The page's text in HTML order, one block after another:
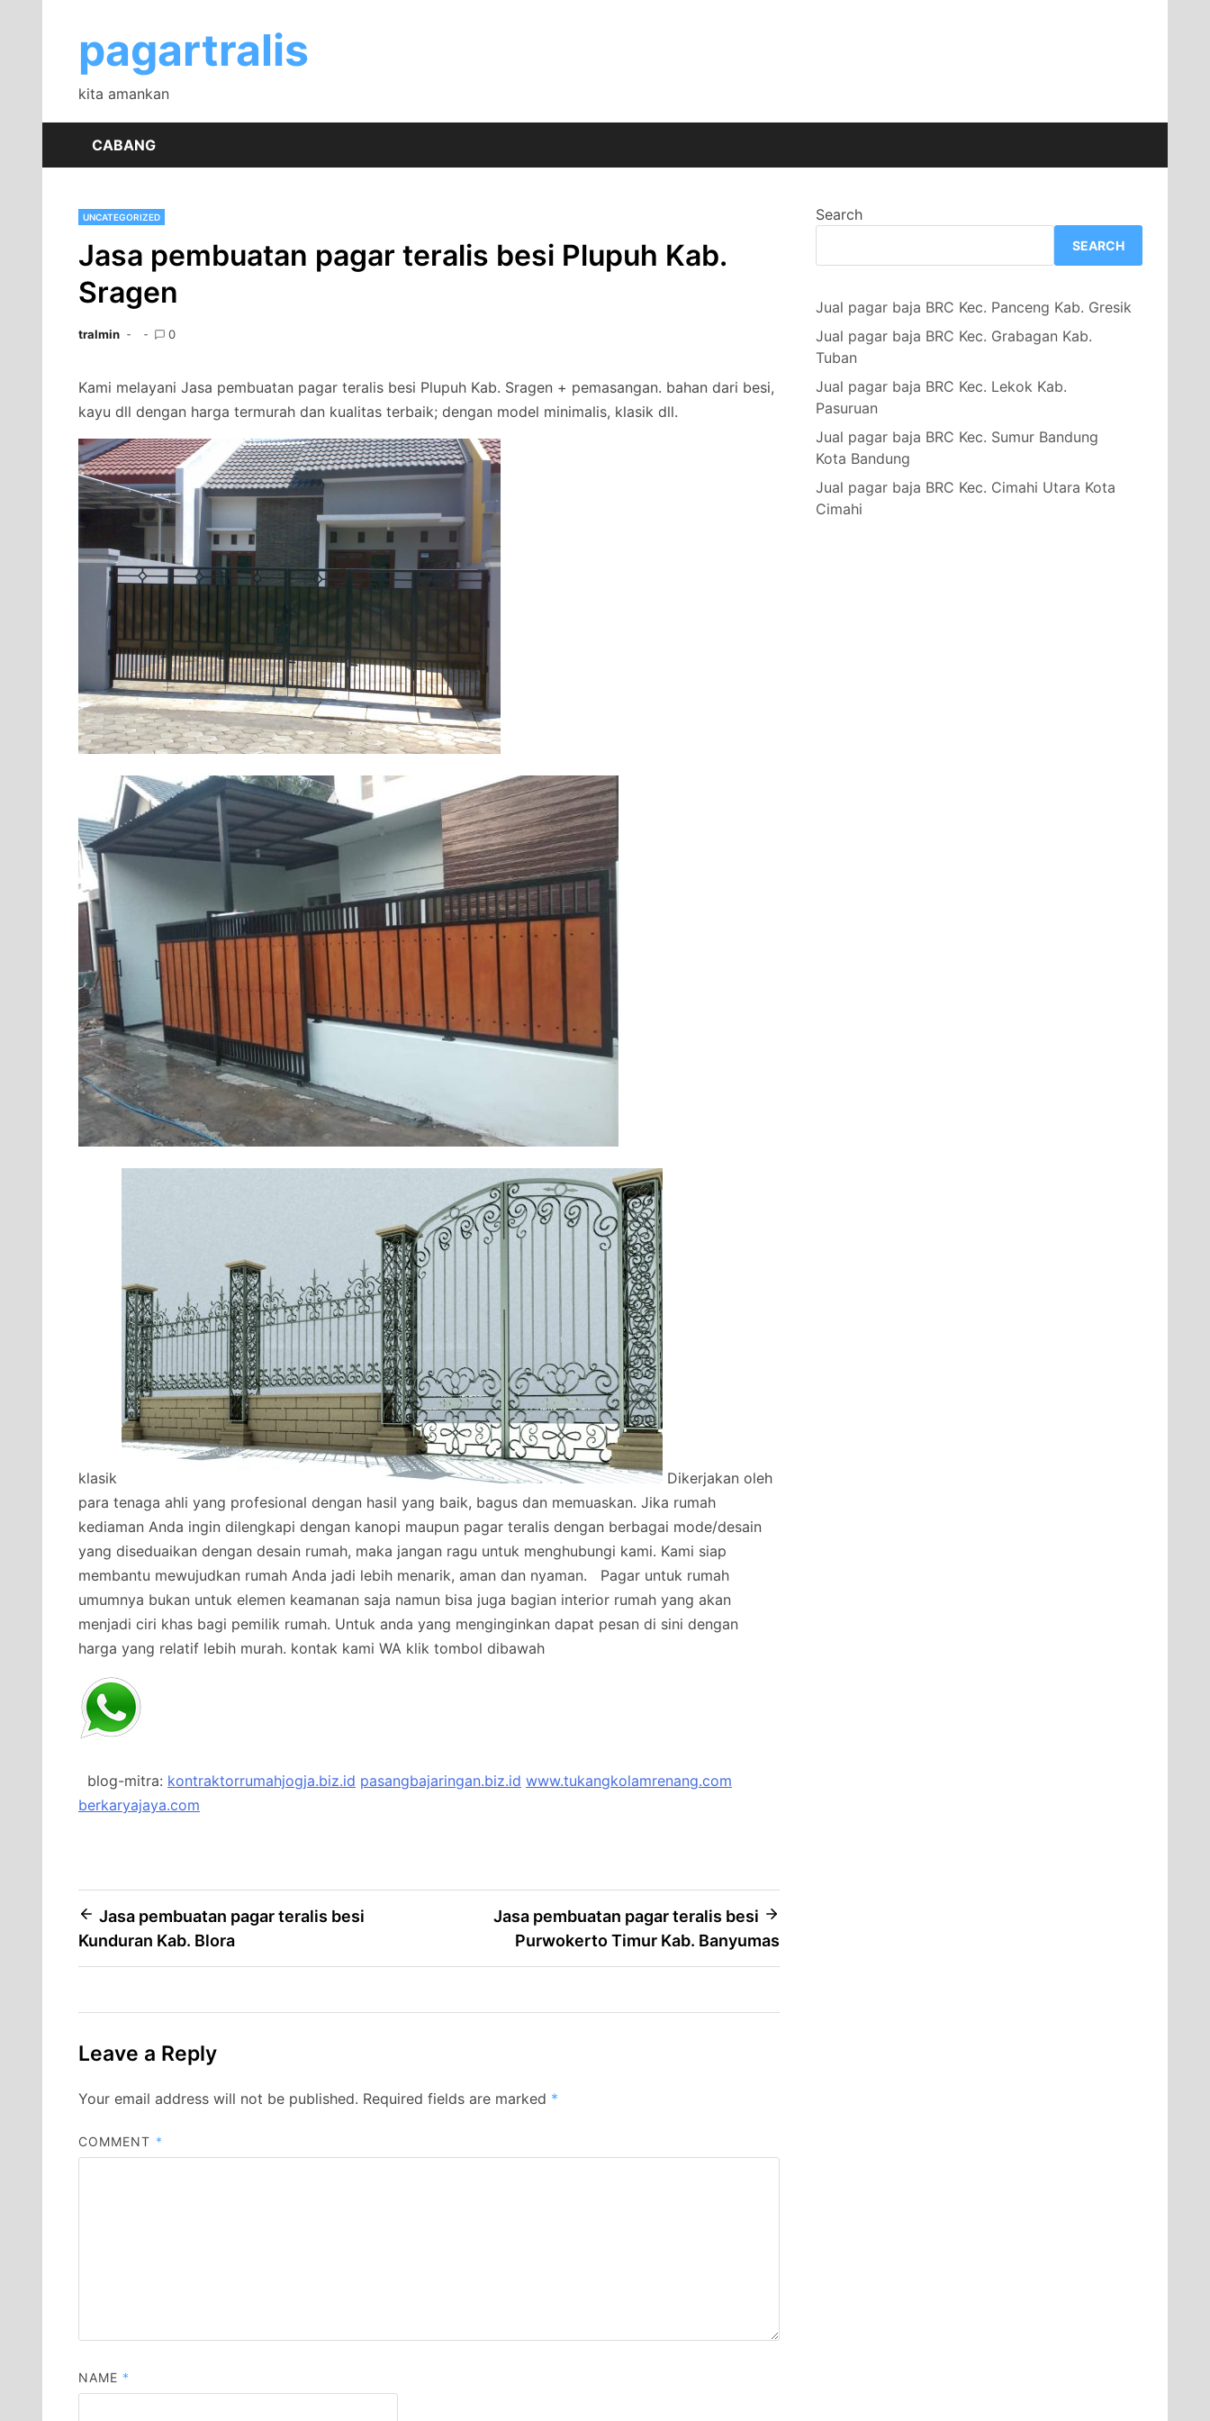
contentpagartralis
kita amankan
CABANG
UNCATEGORIZED
Jasa pembuatan pagar teralis besi Plupuh Kab.
Sragen
tralmin 0
Kami melayani Jasa pembuatan pagar teralis besi Plupuh Kab. Sragen + pemasangan. bahan dari besi,
kayu dll dengan harga termurah dan kualitas terbaik; dengan model minimalis, klasik dll.
klasik
Dikerjakan oleh
para tenaga ahli yang profesional dengan hasil yang baik, bagus dan memuaskan. Jika rumah
kediaman Anda ingin dilengkapi dengan kanopi maupun pagar teralis dengan berbagai mode/desain
yang diseduaikan dengan desain rumah, maka jangan ragu untuk menghubungi kami. Kami siap
membantu mewujudkan rumah Anda jadi lebih menarik, aman dan nyaman.
Pagar untuk rumah
umumnya bukan untuk elemen keamanan saja namun bisa juga bagian interior rumah yang akan
menjadi ciri khas bagi pemilik rumah. Untuk anda yang menginginkan dapat pesan di sini dengan
harga yang relatif lebih murah. kontak kami WA klik tombol dibawah
blog-mitra: kontraktorrumahjogja.biz.id pasangbajaringan.biz.id www.tukangkolamrenang.com
berkaryajaya.com
Post
navigation
Jasa pembuatan pagar teralis besi
Kunduran Kab. Blora
Jasa pembuatan pagar teralis besi
Purwokerto Timur Kab. Banyumas
Leave a Reply
Your email address will not be published. Required fields are marked *
COMMENT *
NAME *
Search
SEARCH
Jual pagar baja BRC Kec. Panceng Kab. Gresik
Jual pagar baja BRC Kec. Grabagan Kab.
Tuban
Jual pagar baja BRC Kec. Lekok Kab.
Pasuruan
Jual pagar baja BRC Kec. Sumur Bandung
Kota Bandung
Jual pagar baja BRC Kec. Cimahi Utara Kota
Cimahi